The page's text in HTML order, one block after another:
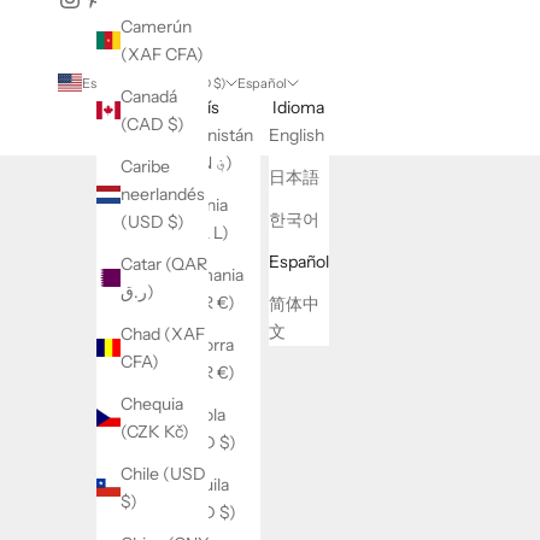
Camerún
(XAF CFA)
Canadá
(CAD $)
Caribe
neerlandés
(USD $)
Catar (QAR
ر.ق)
Chad (XAF
CFA)
Chequia
(CZK Kč)
Chile (USD
$)
Estados Unidos (USD $)
País
Afganistán
(AFN ؋)
Albania
(ALL L)
Alemania
(EUR €)
Andorra
(EUR €)
Angola
(USD $)
Anguila
(XCD $)
Español
Idioma
English
日本語
한국어
Español
简体中
文